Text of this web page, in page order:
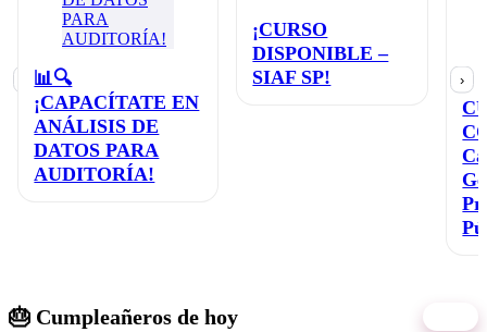
📊🔍
¡CAPACÍTATE EN
ANÁLISIS DE
DATOS PARA
AUDITORÍA!
¡CURSO
DISPONIBLE –
SIAF SP!
›
🎂 Cumpleañeros de hoy